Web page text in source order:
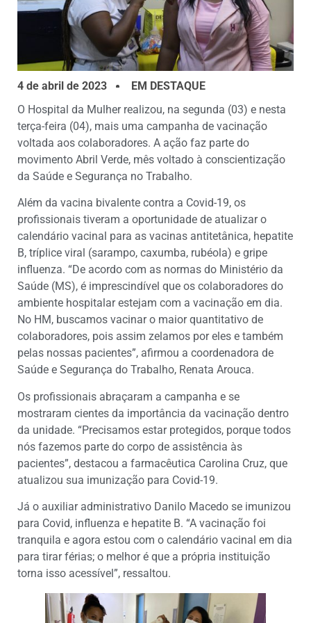
4 de abril de 2023
EM DESTAQUE
O Hospital da Mulher realizou, na segunda (03) e nesta
terça-feira (04), mais uma campanha de vacinação
voltada aos colaboradores. A ação faz parte do
movimento Abril Verde, mês voltado à conscientização
da Saúde e Segurança no Trabalho.
Além da vacina bivalente contra a Covid-19, os
profissionais tiveram a oportunidade de atualizar o
calendário vacinal para as vacinas antitetânica, hepatite
B, tríplice viral (sarampo, caxumba, rubéola) e gripe
influenza. “De acordo com as normas do Ministério da
Saúde (MS), é imprescindível que os colaboradores do
ambiente hospitalar estejam com a vacinação em dia.
No HM, buscamos vacinar o maior quantitativo de
colaboradores, pois assim zelamos por eles e também
pelas nossas pacientes”, afirmou a coordenadora de
Saúde e Segurança do Trabalho, Renata Arouca.
Os profissionais abraçaram a campanha e se
mostraram cientes da importância da vacinação dentro
da unidade. “Precisamos estar protegidos, porque todos
nós fazemos parte do corpo de assistência às
pacientes”, destacou a farmacêutica Carolina Cruz, que
atualizou sua imunização para Covid-19.
Já o auxiliar administrativo Danilo Macedo se imunizou
para Covid, influenza e hepatite B. “A vacinação foi
tranquila e agora estou com o calendário vacinal em dia
para tirar férias; o melhor é que a própria instituição
torna isso acessível”, ressaltou.